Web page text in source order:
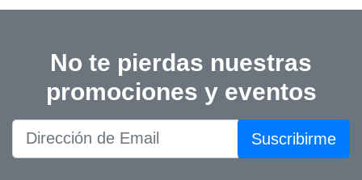
No te pierdas nuestras
promociones y eventos
Suscribirme